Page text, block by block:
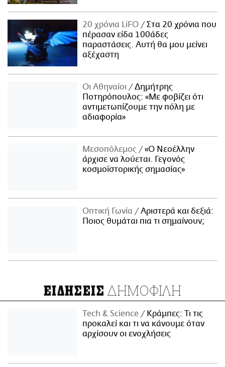
20 χρόνια LiFO
Στα 20 χρόνια που
πέρασαν είδα 100άδες
παραστάσεις. Αυτή θα μου μείνει
αξέχαστη
Οι Αθηναίοι
Δημήτρης
Ποτηρόπουλος: «Με φοβίζει ότι
αντιμετωπίζουμε την πόλη με
αδιαφορία»
Μεσοπόλεμος
«Ο Νεοέλλην
άρχισε να λούεται. Γεγονός
κοσμοϊστορικής σημασίας»
Οπτική Γωνία
Αριστερά και δεξιά:
Ποιος θυμάται πια τι σημαίνουν;
ΕΙΔΗΣΕΙΣ ΔΗΜΟΦΙΛΗ
Τech & Science
Κράμπες: Τι τις
προκαλεί και τι να κάνουμε όταν
αρχίσουν οι ενοχλήσεις